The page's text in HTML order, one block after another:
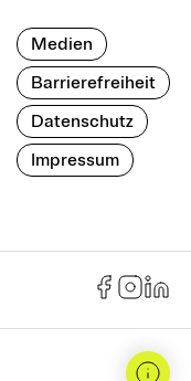
Medien
Barrierefreiheit
Datenschutz
Impressum